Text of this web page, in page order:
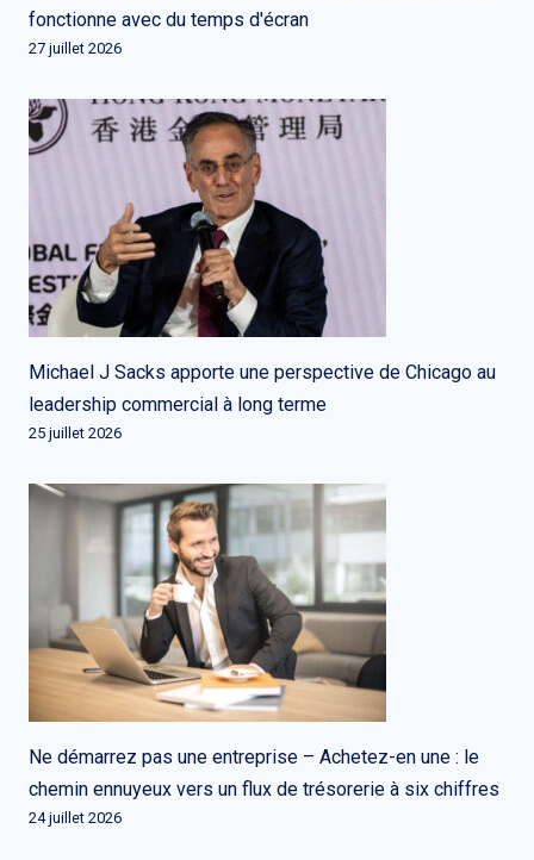
fonctionne avec du temps d'écran
27 juillet 2026
Michael J Sacks apporte une perspective de Chicago au
leadership commercial à long terme
25 juillet 2026
Ne démarrez pas une entreprise – Achetez-en une : le
chemin ennuyeux vers un flux de trésorerie à six chiffres
24 juillet 2026